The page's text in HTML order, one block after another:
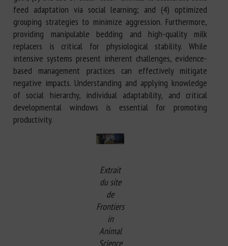
feed adaptation via social learning; and (4) optimized
grouping strategies to minimize aggression. Furthermore,
providing manipulable bedding and high-quality milk
replacers is critical for physiological stability. While
intensive systems present inherent challenges, evidence-
based management practices can effectively mitigate
negative impacts. Understanding and applying knowledge
of social hierarchy, individual adaptability, and critical
developmental windows is essential for promoting
productivity.
Extrait
du site
de
Frontiers
in
Animal
Science